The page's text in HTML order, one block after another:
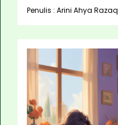
Penulis : Arini Ahya Razaq